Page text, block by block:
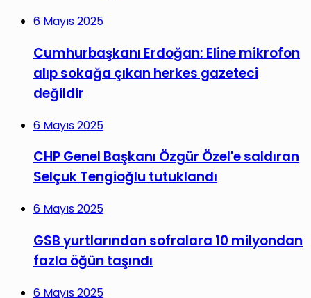
6 Mayıs 2025
Cumhurbaşkanı Erdoğan: Eline mikrofon
alıp sokağa çıkan herkes gazeteci
değildir
6 Mayıs 2025
CHP Genel Başkanı Özgür Özel'e saldıran
Selçuk Tengioğlu tutuklandı
6 Mayıs 2025
GSB yurtlarından sofralara 10 milyondan
fazla öğün taşındı
6 Mayıs 2025